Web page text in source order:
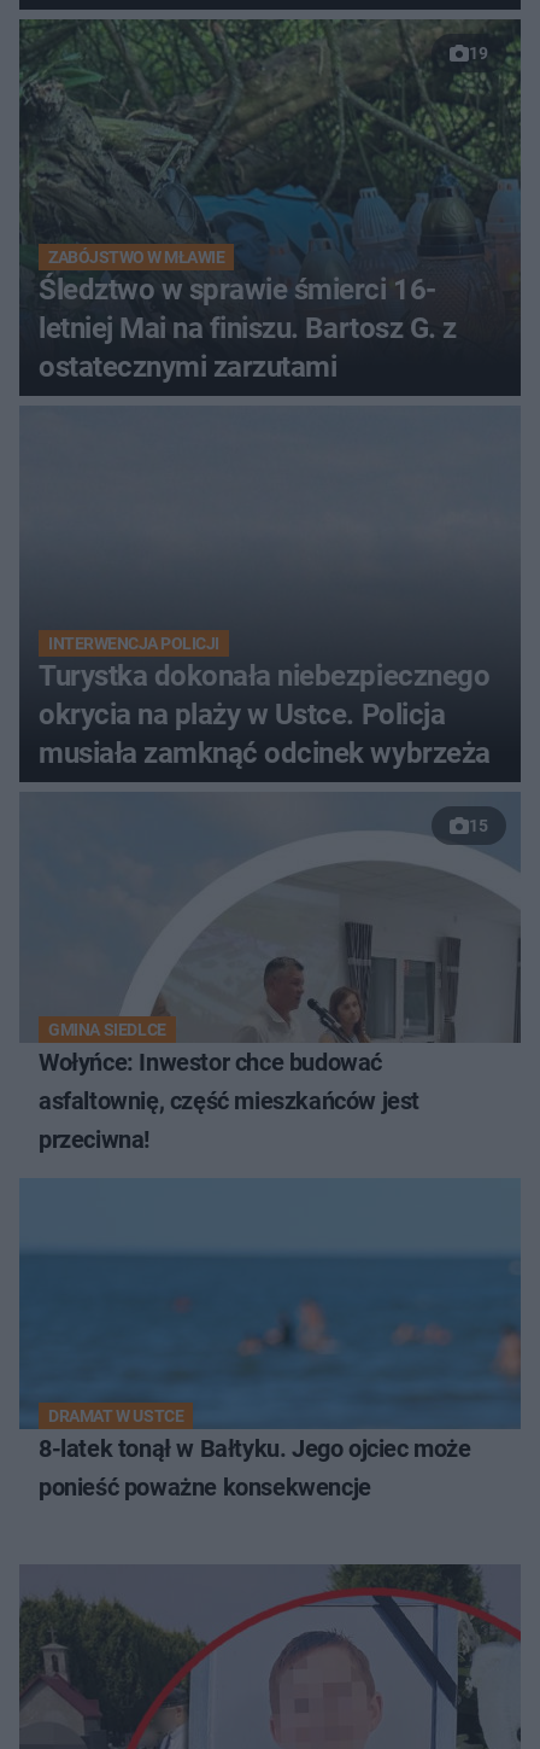
19
ZABÓJSTWO W MŁAWIE
Śledztwo w sprawie śmierci 16-
letniej Mai na finiszu. Bartosz G. z
ostatecznymi zarzutami
INTERWENCJA POLICJI
Turystka dokonała niebezpiecznego
okrycia na plaży w Ustce. Policja
musiała zamknąć odcinek wybrzeża
15
GMINA SIEDLCE
Wołyńce: Inwestor chce budować
asfaltownię, część mieszkańców jest
przeciwna!
DRAMAT W USTCE
8-latek tonął w Bałtyku. Jego ojciec może
ponieść poważne konsekwencje